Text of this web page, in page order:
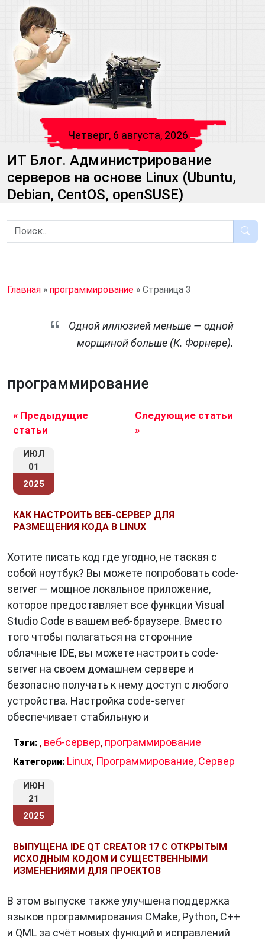
Четверг, 6 августа, 2026
ИТ Блог. Администрирование
серверов на основе Linux (Ubuntu,
Debian, CentOS, openSUSE)
Главная » программирование » Страница 3
Одной иллюзией меньше — одной
морщиной больше (К. Форнере).
программирование
« Предыдущие
статьи
Следующие статьи
»
ИЮЛ
01
2025
КАК НАСТРОИТЬ ВЕБ-СЕРВЕР ДЛЯ
РАЗМЕЩЕНИЯ КОДА В LINUX
Хотите писать код где угодно, не таская с
собой ноутбук? Вы можете попробовать code-
server — мощное локальное приложение,
которое предоставляет все функции Visual
Studio Code в вашем веб-браузере. Вместо
того чтобы полагаться на сторонние
облачные IDE, вы можете настроить code-
server на своем домашнем сервере и
безопасно получать к нему доступ с любого
устройства. Настройка code-server
обеспечивает стабильную и
Тэги: , веб-сервер, программирование
Категории: Linux, Программирование, Сервер
ИЮН
21
2025
ВЫПУЩЕНА IDE QT CREATOR 17 С ОТКРЫТЫМ
ИСХОДНЫМ КОДОМ И СУЩЕСТВЕННЫМИ
ИЗМЕНЕНИЯМИ ДЛЯ ПРОЕКТОВ
В этом выпуске также улучшена поддержка
языков программирования CMake, Python, C++
и QML за счёт новых функций и исправлений